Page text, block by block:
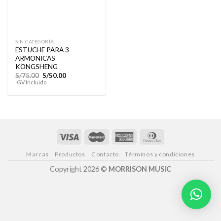
SIN CATEGORÍA
ESTUCHE PARA 3
ARMONICAS
KONGSHENG
S/75.00 El
precio
era:
S/50.00El
es:
IGV Incluido
Marcas Productos Contacto Términos y condiciones
Copyright 2026 © MORRISON MUSIC